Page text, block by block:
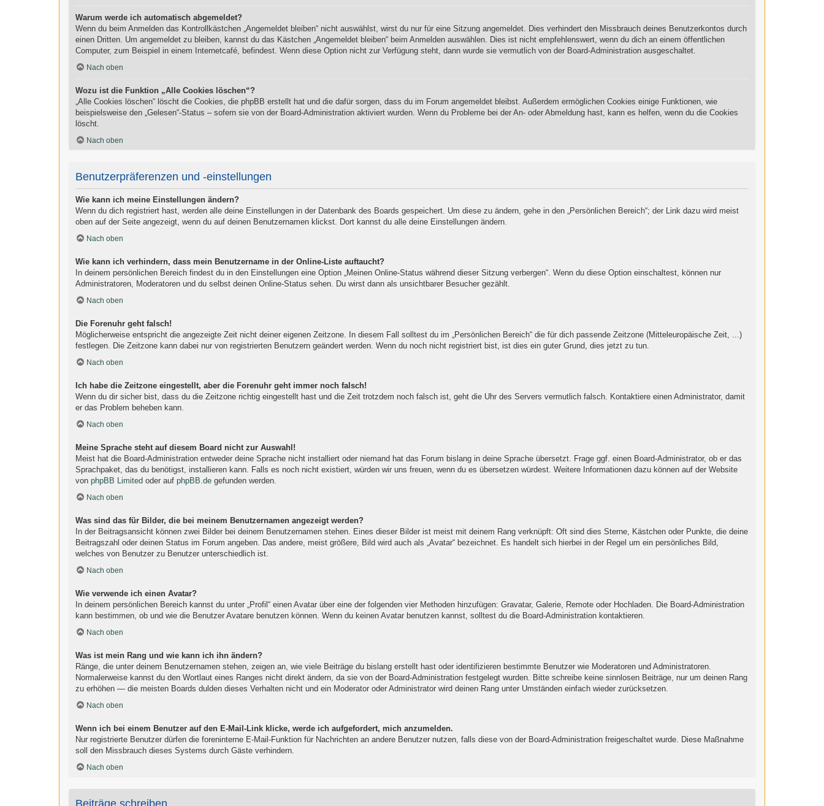
Warum werde ich automatisch abgemeldet?
Wenn du beim Anmelden das Kontrollkästchen „Angemeldet bleiben“ nicht auswählst, wirst du nur für eine Sitzung angemeldet. Dies verhindert den Missbrauch deines Benutzerkontos durch
einen Dritten. Um angemeldet zu bleiben, kannst du das Kästchen „Angemeldet bleiben“ beim Anmelden auswählen. Dies ist nicht empfehlenswert, wenn du dich an einem öffentlichen
Computer, zum Beispiel in einem Internetcafé, befindest. Wenn diese Option nicht zur Verfügung steht, dann wurde sie vermutlich von der Board-Administration ausgeschaltet.
Nach oben
Wozu ist die Funktion „Alle Cookies löschen“?
„Alle Cookies löschen“ löscht die Cookies, die phpBB erstellt hat und die dafür sorgen, dass du im Forum angemeldet bleibst. Außerdem ermöglichen Cookies einige Funktionen, wie
beispielsweise den „Gelesen“-Status – sofern sie von der Board-Administration aktiviert wurden. Wenn du Probleme bei der An- oder Abmeldung hast, kann es helfen, wenn du die Cookies
löscht.
Nach oben
Benutzerpräferenzen und -einstellungen
Wie kann ich meine Einstellungen ändern?
Wenn du dich registriert hast, werden alle deine Einstellungen in der Datenbank des Boards gespeichert. Um diese zu ändern, gehe in den „Persönlichen Bereich“; der Link dazu wird meist
oben auf der Seite angezeigt, wenn du auf deinen Benutzernamen klickst. Dort kannst du alle deine Einstellungen ändern.
Nach oben
Wie kann ich verhindern, dass mein Benutzername in der Online-Liste auftaucht?
In deinem persönlichen Bereich findest du in den Einstellungen eine Option „Meinen Online-Status während dieser Sitzung verbergen“. Wenn du diese Option einschaltest, können nur
Administratoren, Moderatoren und du selbst deinen Online-Status sehen. Du wirst dann als unsichtbarer Besucher gezählt.
Nach oben
Die Forenuhr geht falsch!
Möglicherweise entspricht die angezeigte Zeit nicht deiner eigenen Zeitzone. In diesem Fall solltest du im „Persönlichen Bereich“ die für dich passende Zeitzone (Mitteleuropäische Zeit, ...)
festlegen. Die Zeitzone kann dabei nur von registrierten Benutzern geändert werden. Wenn du noch nicht registriert bist, ist dies ein guter Grund, dies jetzt zu tun.
Nach oben
Ich habe die Zeitzone eingestellt, aber die Forenuhr geht immer noch falsch!
Wenn du dir sicher bist, dass du die Zeitzone richtig eingestellt hast und die Zeit trotzdem noch falsch ist, geht die Uhr des Servers vermutlich falsch. Kontaktiere einen Administrator, damit
er das Problem beheben kann.
Nach oben
Meine Sprache steht auf diesem Board nicht zur Auswahl!
Meist hat die Board-Administration entweder deine Sprache nicht installiert oder niemand hat das Forum bislang in deine Sprache übersetzt. Frage ggf. einen Board-Administrator, ob er das
Sprachpaket, das du benötigst, installieren kann. Falls es noch nicht existiert, würden wir uns freuen, wenn du es übersetzen würdest. Weitere Informationen dazu können auf der Website
von phpBB Limited oder auf phpBB.de gefunden werden.
Nach oben
Was sind das für Bilder, die bei meinem Benutzernamen angezeigt werden?
In der Beitragsansicht können zwei Bilder bei deinem Benutzernamen stehen. Eines dieser Bilder ist meist mit deinem Rang verknüpft: Oft sind dies Sterne, Kästchen oder Punkte, die deine
Beitragszahl oder deinen Status im Forum angeben. Das andere, meist größere, Bild wird auch als „Avatar“ bezeichnet. Es handelt sich hierbei in der Regel um ein persönliches Bild,
welches von Benutzer zu Benutzer unterschiedlich ist.
Nach oben
Wie verwende ich einen Avatar?
In deinem persönlichen Bereich kannst du unter „Profil“ einen Avatar über eine der folgenden vier Methoden hinzufügen: Gravatar, Galerie, Remote oder Hochladen. Die Board-Administration
kann bestimmen, ob und wie die Benutzer Avatare benutzen können. Wenn du keinen Avatar benutzen kannst, solltest du die Board-Administration kontaktieren.
Nach oben
Was ist mein Rang und wie kann ich ihn ändern?
Ränge, die unter deinem Benutzernamen stehen, zeigen an, wie viele Beiträge du bislang erstellt hast oder identifizieren bestimmte Benutzer wie Moderatoren und Administratoren.
Normalerweise kannst du den Wortlaut eines Ranges nicht direkt ändern, da sie von der Board-Administration festgelegt wurden. Bitte schreibe keine sinnlosen Beiträge, nur um deinen Rang
zu erhöhen — die meisten Boards dulden dieses Verhalten nicht und ein Moderator oder Administrator wird deinen Rang unter Umständen einfach wieder zurücksetzen.
Nach oben
Wenn ich bei einem Benutzer auf den E-Mail-Link klicke, werde ich aufgefordert, mich anzumelden.
Nur registrierte Benutzer dürfen die foreninterne E-Mail-Funktion für Nachrichten an andere Benutzer nutzen, falls diese von der Board-Administration freigeschaltet wurde. Diese Maßnahme
soll den Missbrauch dieses Systems durch Gäste verhindern.
Nach oben
Beiträge schreiben